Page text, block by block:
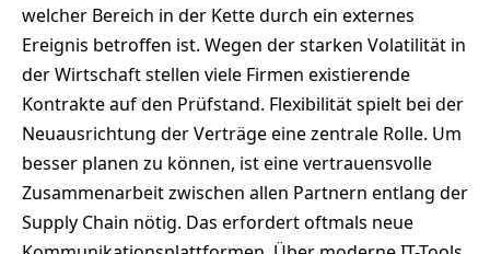
welcher Bereich in der Kette durch ein externes
Ereignis betroffen ist. Wegen der starken Volatilität in
der Wirtschaft stellen viele Firmen existierende
Kontrakte auf den Prüfstand. Flexibilität spielt bei der
Neuausrichtung der Verträge eine zentrale Rolle. Um
besser planen zu können, ist eine vertrauensvolle
Zusammenarbeit zwischen allen Partnern entlang der
Supply Chain nötig. Das erfordert oftmals neue